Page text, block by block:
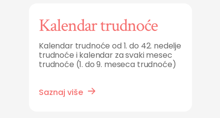
Kalendar trudnoće
Kalendar trudnoće od 1. do 42. nedelje
trudnoće i kalendar za svaki mesec
trudnoće (1. do 9. meseca trudnoće)
Saznaj više